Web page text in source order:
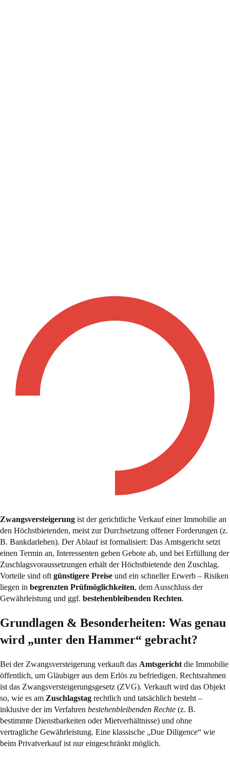
Zwangsversteigerung ist der gerichtliche Verkauf einer Immobilie an
den Höchstbietenden, meist zur Durchsetzung offener Forderungen (z.
B. Bankdarlehen). Der Ablauf ist formalisiert: Das Amtsgericht setzt
einen Termin an, Interessenten geben Gebote ab, und bei Erfüllung der
Zuschlagsvoraussetzungen erhält der Höchstbietende den Zuschlag.
Vorteile sind oft günstigere Preise und ein schneller Erwerb – Risiken
liegen in begrenzten Prüfmöglichkeiten, dem Ausschluss der
Gewährleistung und ggf. bestehenbleibenden Rechten.
Grundlagen & Besonderheiten: Was genau
wird „unter den Hammer“ gebracht?
Bei der Zwangsversteigerung verkauft das Amtsgericht die Immobilie
öffentlich, um Gläubiger aus dem Erlös zu befriedigen. Rechtsrahmen
ist das Zwangsversteigerungsgesetz (ZVG). Verkauft wird das Objekt
so, wie es am Zuschlagstag rechtlich und tatsächlich besteht –
inklusive der im Verfahren bestehenbleibenden Rechte (z. B.
bestimmte Dienstbarkeiten oder Mietverhältnisse) und ohne
vertragliche Gewährleistung. Eine klassische „Due Diligence“ wie
beim Privatverkauf ist nur eingeschränkt möglich.